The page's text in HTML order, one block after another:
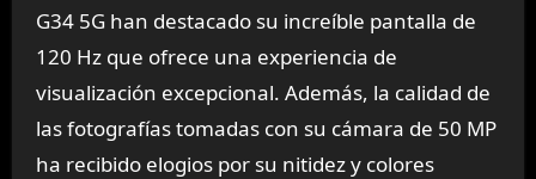
G34 5G han destacado su increíble pantalla de
120 Hz que ofrece una experiencia de
visualización excepcional. Además, la calidad de
las fotografías tomadas con su cámara de 50 MP
ha recibido elogios por su nitidez y colores